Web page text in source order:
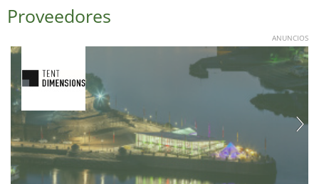
Proveedores
ANUNCIOS